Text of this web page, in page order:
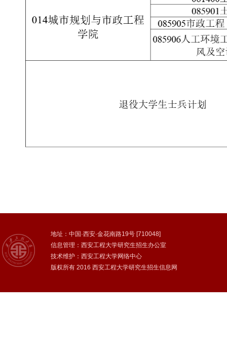
地址：中国·西安·金花南路19号 [710048]
信息管理：西安工程大学研究生招生办公室
技术维护：西安工程大学网络中心
版权所有 2016 西安工程大学研究生招生信息网